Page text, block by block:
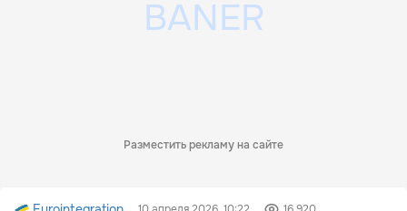
Разместить рекламу на сайте